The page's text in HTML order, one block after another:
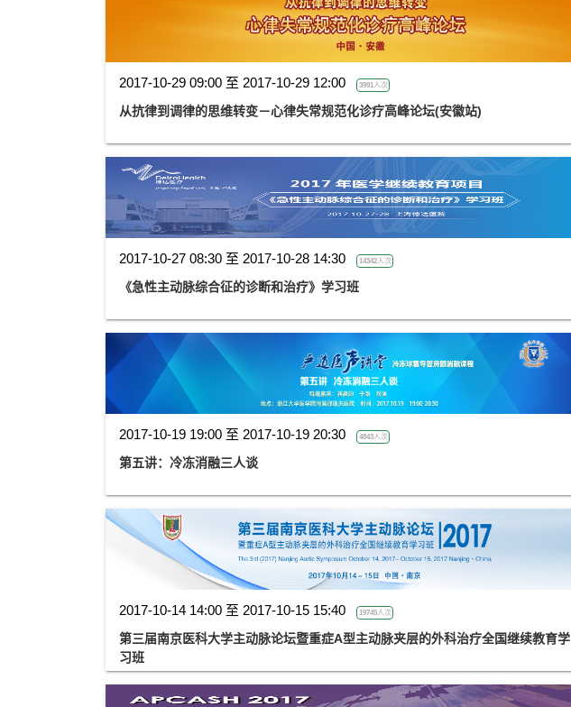
2017-10-29 09:00 至 2017-10-29 12:00 3991人次
从抗律到调律的思维转变－心律失常规范化诊疗高峰论坛(安徽站)
2017-10-27 08:30 至 2017-10-28 14:30 14342人次
《急性主动脉综合征的诊断和治疗》学习班
2017-10-19 19:00 至 2017-10-19 20:30 4843人次
第五讲：冷冻消融三人谈
2017-10-14 14:00 至 2017-10-15 15:40 19745人次
第三届南京医科大学主动脉论坛暨重症A型主动脉夹层的外科治疗全国继续教育学
习班